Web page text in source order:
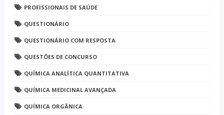
PROFISSIONAIS DE SAÚDE
QUESTIONÁRIO
QUESTIONÁRIO COM RESPOSTA
QUESTÕES DE CONCURSO
QUÍMICA ANALÍTICA QUANTITATIVA
QUÍMICA MEDICINAL AVANÇADA
QUÍMICA ORGÂNICA